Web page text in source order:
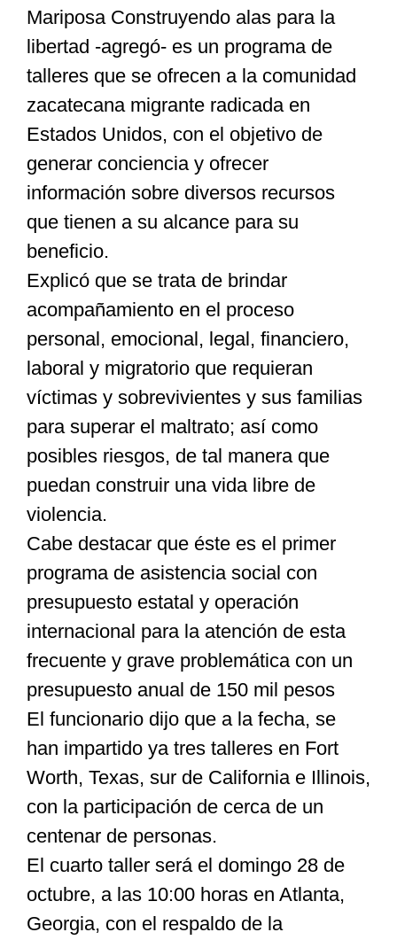
Mariposa Construyendo alas para la
libertad -agregó- es un programa de
talleres que se ofrecen a la comunidad
zacatecana migrante radicada en
Estados Unidos, con el objetivo de
generar conciencia y ofrecer
información sobre diversos recursos
que tienen a su alcance para su
beneficio.
Explicó que se trata de brindar
acompañamiento en el proceso
personal, emocional, legal, financiero,
laboral y migratorio que requieran
víctimas y sobrevivientes y sus familias
para superar el maltrato; así como
posibles riesgos, de tal manera que
puedan construir una vida libre de
violencia.
Cabe destacar que éste es el primer
programa de asistencia social con
presupuesto estatal y operación
internacional para la atención de esta
frecuente y grave problemática con un
presupuesto anual de 150 mil pesos
El funcionario dijo que a la fecha, se
han impartido ya tres talleres en Fort
Worth, Texas, sur de California e Illinois,
con la participación de cerca de un
centenar de personas.
El cuarto taller será el domingo 28 de
octubre, a las 10:00 horas en Atlanta,
Georgia, con el respaldo de la